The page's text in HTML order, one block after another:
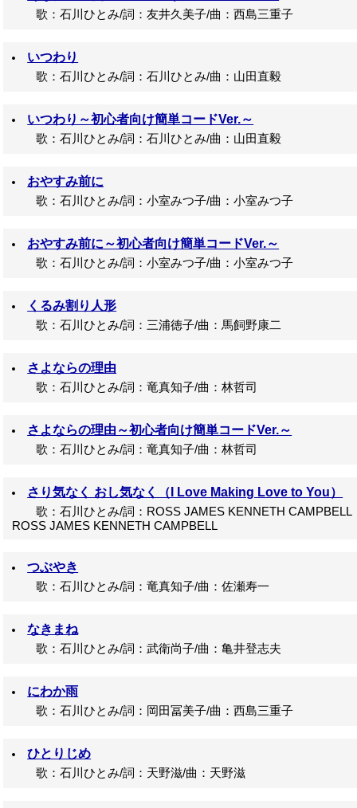
歌：石川ひとみ/詞：友井久美子/曲：西島三重子
いつわり
歌：石川ひとみ/詞：石川ひとみ/曲：山田直毅
いつわり～初心者向け簡単コードVer.～
歌：石川ひとみ/詞：石川ひとみ/曲：山田直毅
おやすみ前に
歌：石川ひとみ/詞：小室みつ子/曲：小室みつ子
おやすみ前に～初心者向け簡単コードVer.～
歌：石川ひとみ/詞：小室みつ子/曲：小室みつ子
くるみ割り人形
歌：石川ひとみ/詞：三浦徳子/曲：馬飼野康二
さよならの理由
歌：石川ひとみ/詞：竜真知子/曲：林哲司
さよならの理由～初心者向け簡単コードVer.～
歌：石川ひとみ/詞：竜真知子/曲：林哲司
さり気なく おし気なく（I Love Making Love to You）
歌：石川ひとみ/詞：ROSS JAMES KENNETH CAMPBELL
ROSS JAMES KENNETH CAMPBELL
つぶやき
歌：石川ひとみ/詞：竜真知子/曲：佐瀬寿一
なきまね
歌：石川ひとみ/詞：武衛尚子/曲：亀井登志夫
にわか雨
歌：石川ひとみ/詞：岡田冨美子/曲：西島三重子
ひとりじめ
歌：石川ひとみ/詞：天野滋/曲：天野滋